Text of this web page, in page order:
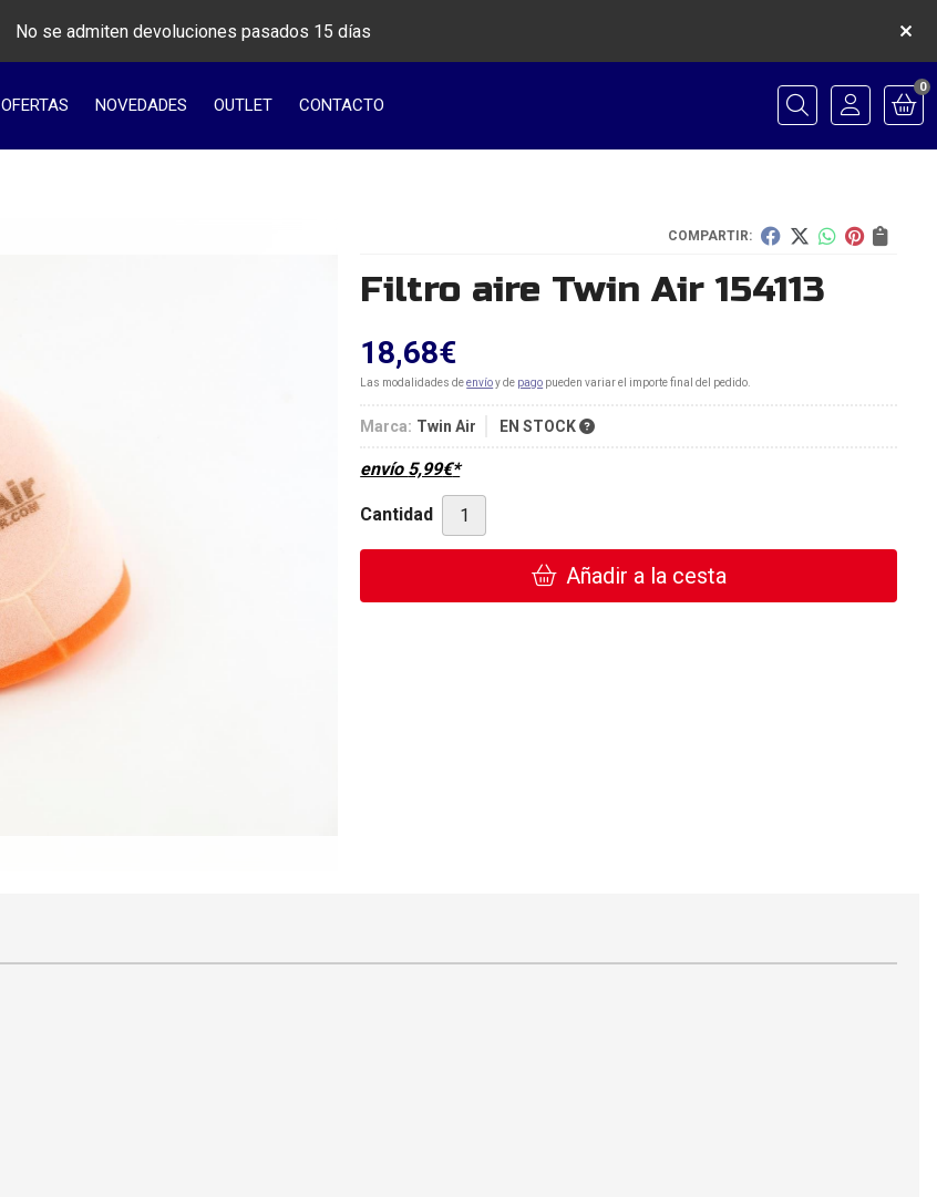
No se admiten devoluciones pasados 15 días
OFERTAS NOVEDADES OUTLET CONTACTO Buscar
0
COMPARTIR:
Filtro aire Twin Air 154113
18,68€
Las modalidades deenvíoy de pago pueden variar el importe final del pedido.
Marca: Twin Air EN STOCK
envío 5,99€*
Cantidad
Añadir a la cesta